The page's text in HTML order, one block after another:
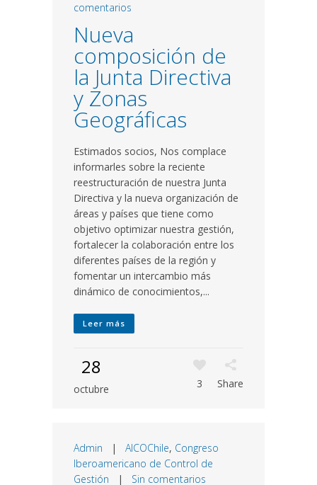
comentarios
Nueva
composición de
la Junta Directiva
y Zonas
Geográficas
Estimados socios, Nos complace
informarles sobre la reciente
reestructuración de nuestra Junta
Directiva y la nueva organización de
áreas y países que tiene como
objetivo optimizar nuestra gestión,
fortalecer la colaboración entre los
diferentes países de la región y
fomentar un intercambio más
dinámico de conocimientos,...
Leer más
28
octubre 3 Share
Admin | AICOChile, Congreso
Iberoamericano de Control de
Gestión | Sin comentarios